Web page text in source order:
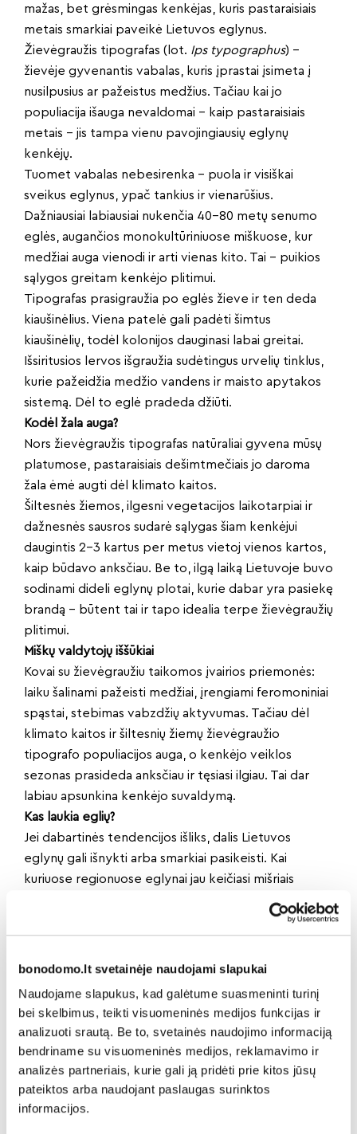
bonodomo.lt svetainėje naudojami slapukai
Naudojame slapukus, kad galėtume suasmeninti turinį
bei skelbimus, teikti visuomeninės medijos funkcijas ir
analizuoti srautą. Be to, svetainės naudojimo informaciją
bendriname su visuomeninės medijos, reklamavimo ir
analizės partneriais, kurie gali ją pridėti prie kitos jūsų
pateiktos arba naudojant paslaugas surinktos
informacijos.
mažas, bet grėsmingas kenkėjas, kuris pastaraisiais
metais smarkiai paveikė Lietuvos eglynus.
Žievėgraužis tipografas (lot. Ips typographus) –
žievėje gyvenantis vabalas, kuris įprastai įsimeta į
nusilpusius ar pažeistus medžius. Tačiau kai jo
populiacija išauga nevaldomai – kaip pastaraisiais
metais – jis tampa vienu pavojingiausių eglynų
kenkėjų.
Tuomet vabalas nebesirenka – puola ir visiškai
sveikus eglynus, ypač tankius ir vienarūšius.
Dažniausiai labiausiai nukenčia 40–80 metų senumo
eglės, augančios monokultūriniuose miškuose, kur
medžiai auga vienodi ir arti vienas kito. Tai – puikios
sąlygos greitam kenkėjo plitimui.
Tipografas prasigraužia po eglės žieve ir ten deda
kiaušinėlius. Viena patelė gali padėti šimtus
kiaušinėlių, todėl kolonijos dauginasi labai greitai.
Išsiritusios lervos išgraužia sudėtingus urvelių tinklus,
kurie pažeidžia medžio vandens ir maisto apytakos
sistemą. Dėl to eglė pradeda džiūti.
Kodėl žala auga?
Nors žievėgraužis tipografas natūraliai gyvena mūsų
platumose, pastaraisiais dešimtmečiais jo daroma
žala ėmė augti dėl klimato kaitos.
Šiltesnės žiemos, ilgesni vegetacijos laikotarpiai ir
dažnesnės sausros sudarė sąlygas šiam kenkėjui
daugintis 2–3 kartus per metus vietoj vienos kartos,
kaip būdavo anksčiau. Be to, ilgą laiką Lietuvoje buvo
sodinami dideli eglynų plotai, kurie dabar yra pasiekę
brandą – būtent tai ir tapo idealia terpe žievėgraužių
plitimui.
Miškų valdytojų iššūkiai
Kovai su žievėgraužiu taikomos įvairios priemonės:
laiku šalinami pažeisti medžiai, įrengiami feromoniniai
spąstai, stebimas vabzdžių aktyvumas. Tačiau dėl
klimato kaitos ir šiltesnių žiemų žievėgraužio
tipografo populiacijos auga, o kenkėjo veiklos
sezonas prasideda anksčiau ir tęsiasi ilgiau. Tai dar
labiau apsunkina kenkėjo suvaldymą.
Kas laukia eglių?
Jei dabartinės tendencijos išliks, dalis Lietuvos
eglynų gali išnykti arba smarkiai pasikeisti. Kai
kuriuose regionuose eglynai jau keičiasi mišriais
miškais – juos keičia lapuočiai, atsparesni vabzdžių
miškų rūšinės sudėties diversifikavimas ir atsparių
Nuo žievėgraužio kenčia visa ne tik Lietuva, bet visas
centrinė Europa – Lenkija, Čekija, Vengrija, Vokietija.
Dalintis naujiena: